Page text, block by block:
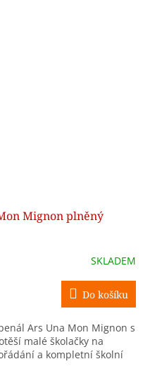
Mignon plněný
SKLADEM
Do košíku
Ars Una Mon Mignon s
malé školačky na
a kompletní školní